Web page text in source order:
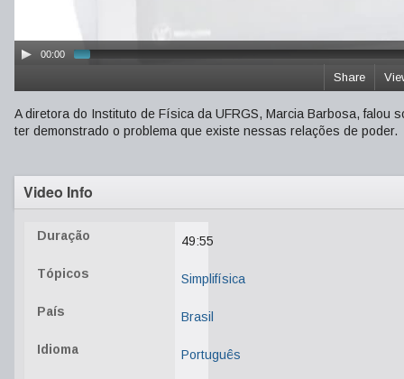
00:00
Share
A diretora do Instituto de Física da UFRGS, Marcia Barbosa, falou
ter demonstrado o problema que existe nessas relações de poder.
Video Info
Duração 49:55
Tópicos Simplifísica
País Brasil
Idioma Português